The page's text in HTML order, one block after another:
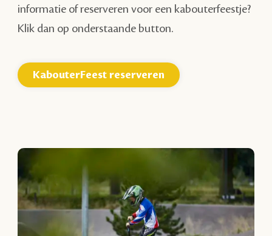
informatie of reserveren voor een kabouterfeestje?
Klik dan op onderstaande button.
KabouterFeest reserveren